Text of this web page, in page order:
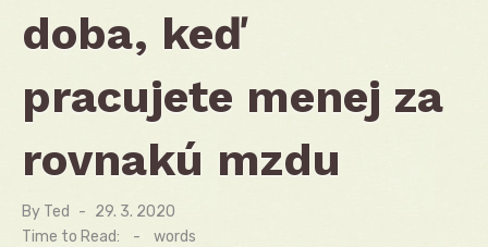
doba, keď
pracujete menej za
rovnakú mzdu
By Ted
Posted
on
29. 3. 2020
Time to Read:
- words